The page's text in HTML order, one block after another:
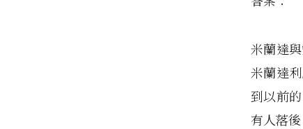
米蘭達
米蘭達
到以前
有人落